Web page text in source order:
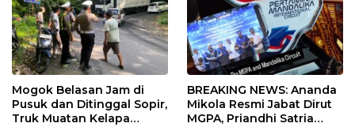
Mogok Belasan Jam di
Pusuk dan Ditinggal Sopir,
Truk Muatan Kelapa
BREAKING NEWS: Ananda
Mikola Resmi Jabat Dirut
MGPA, Priandhi Satria